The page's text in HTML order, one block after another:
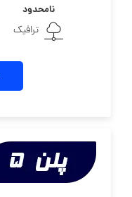
نامحدود
ترافیک